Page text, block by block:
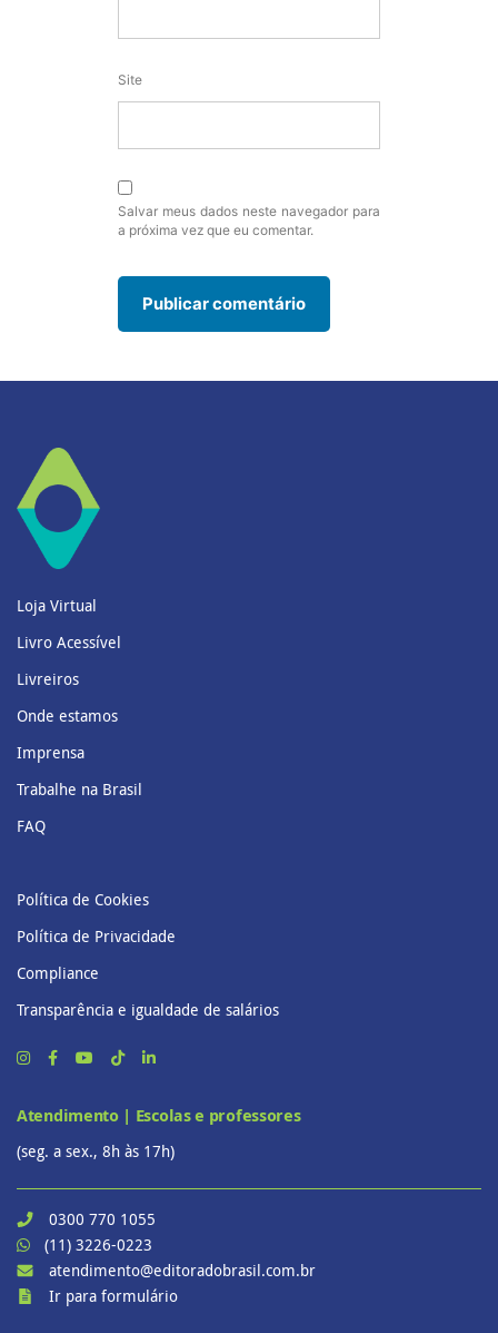
Site
Salvar meus dados neste navegador para
a próxima vez que eu comentar.
Loja Virtual
Livro Acessível
Livreiros
Onde estamos
Imprensa
Trabalhe na Brasil
FAQ
Política de Cookies
Política de Privacidade
Compliance
Transparência e igualdade de salários
Atendimento | Escolas e professores
(seg. a sex., 8h às 17h)
0300 770 1055
(11) 3226-0223
atendimento@editoradobrasil.com.br
Ir para formulário